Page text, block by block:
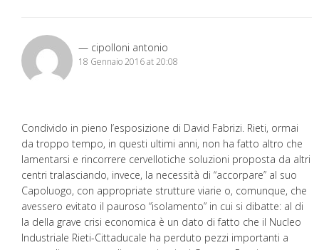
cipolloni antonio
18 Gennaio 2016 at 20:08
Condivido in pieno l’esposizione di David Fabrizi. Rieti, ormai
da troppo tempo, in questi ultimi anni, non ha fatto altro che
lamentarsi e rincorrere cervellotiche soluzioni proposta da altri
centri tralasciando, invece, la necessità di “accorpare” al suo
Capoluogo, con appropriate strutture viarie o, comunque, che
avessero evitato il pauroso “isolamento” in cui si dibatte: al di
la della grave crisi economica è un dato di fatto che il Nucleo
Industriale Rieti-Cittaducale ha perduto pezzi importanti a